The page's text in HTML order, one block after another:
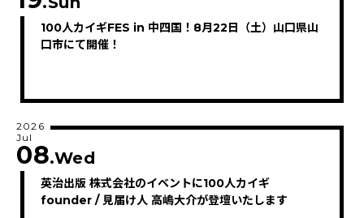
100人カイギFES in 中四国！8月22日（土）山口県山
口市にて開催！
英治出版 株式会社のイベントに100人カイギ
founder / 見届け人 高嶋大介が登壇いたします
2026
Jul
08.Wed